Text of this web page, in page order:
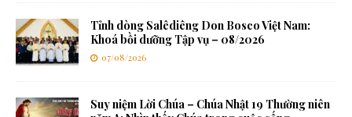
Tỉnh dòng Salêdiêng Don Bosco Việt Nam:
Khoá bồi dưỡng Tập vụ – 08/2026
07/08/2026
Suy niệm Lời Chúa – Chúa Nhật 19 Thường niên